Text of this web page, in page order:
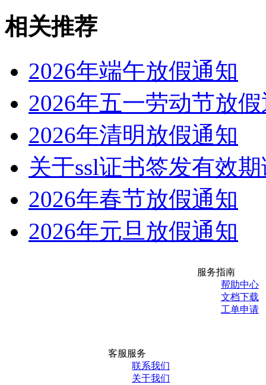
相关推荐
2026年端午放假通知
2026年五一劳动节放
2026年清明放假通知
关于ssl证书签发有效
2026年春节放假通知
2026年元旦放假通知
服务指南
帮助中心
文档下载
工单申请
客服服务
联系我们
关于我们